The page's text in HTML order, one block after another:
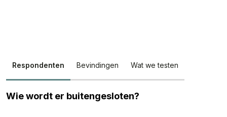
Respondenten Bevindingen Wat we testen
Wie wordt er buitengesloten?